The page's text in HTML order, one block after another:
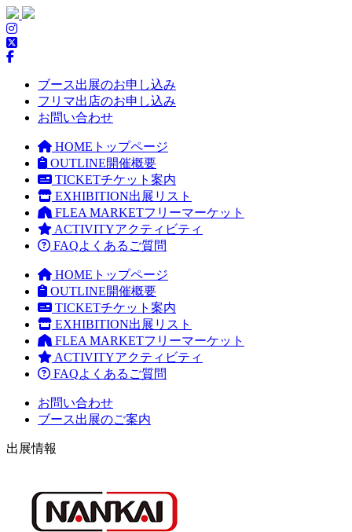
ブース出展のお申し込み
フリマ出店のお申し込み
お問い合わせ
HOME トップページ
OUTLINE開催概要
TICKETチケット案内
EXHIBITION出展リスト
FLEA MARKETフリーマーケット
ACTIVITYアクティビティ
FAQよくあるご質問
HOME トップページ
OUTLINE開催概要
TICKETチケット案内
EXHIBITION出展リスト
FLEA MARKETフリーマーケット
ACTIVITYアクティビティ
FAQよくあるご質問
お問い合わせ
ブース出展のご案内
出展情報